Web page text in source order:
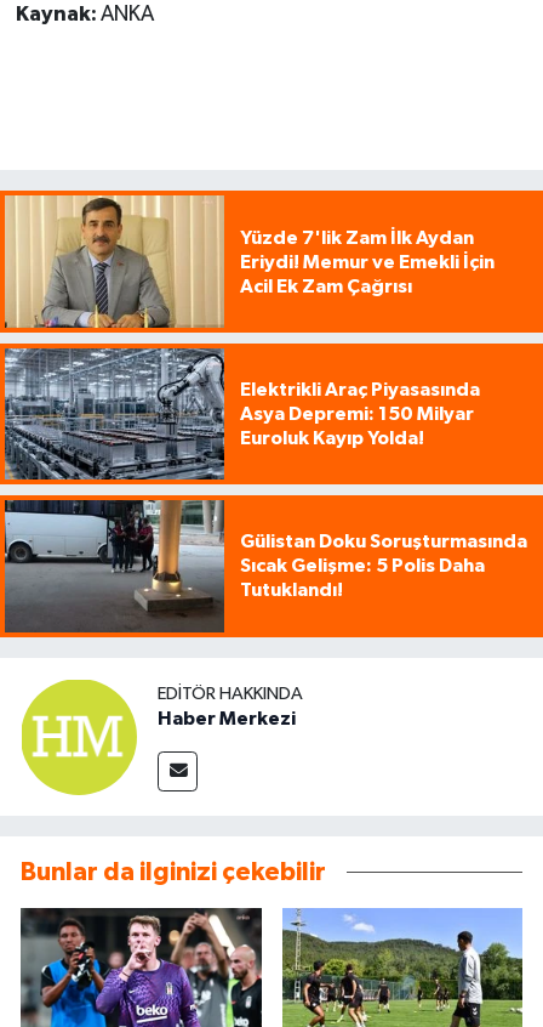
Kaynak: ANKA
Yüzde 7'lik Zam İlk Aydan
Eriydi! Memur ve Emekli İçin
Acil Ek Zam Çağrısı
Elektrikli Araç Piyasasında
Asya Depremi: 150 Milyar
Euroluk Kayıp Yolda!
Gülistan Doku Soruşturmasında
Sıcak Gelişme: 5 Polis Daha
Tutuklandı!
EDITÖR HAKKINDA
Haber Merkezi
Bunlar da ilginizi çekebilir